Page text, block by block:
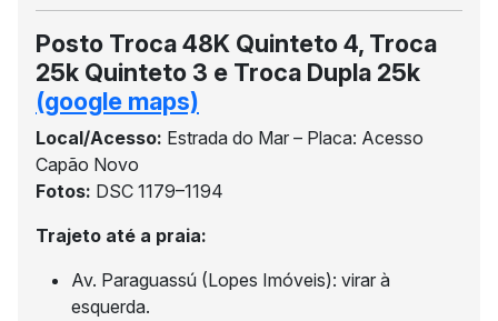
Posto Troca 48K Quinteto 4, Troca
25k Quinteto 3 e Troca Dupla 25k
(google maps)
Local/Acesso: Estrada do Mar – Placa: Acesso
Capão Novo
Fotos: DSC 1179–1194
Trajeto até a praia:
Av. Paraguassú (Lopes Imóveis): virar à
esquerda.